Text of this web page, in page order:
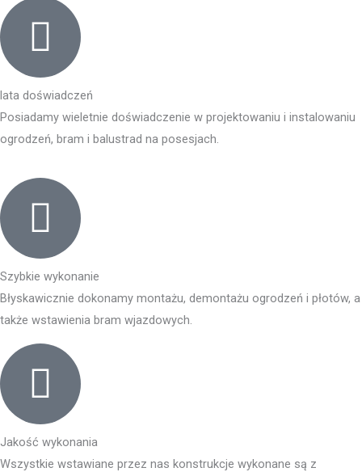
lata doświadczeń
Posiadamy wieletnie doświadczenie w projektowaniu i instalowaniu
ogrodzeń, bram i balustrad na posesjach.
Szybkie wykonanie
Błyskawicznie dokonamy montażu, demontażu ogrodzeń i płotów, a
także wstawienia bram wjazdowych.
Jakość wykonania
Wszystkie wstawiane przez nas konstrukcje wykonane są z